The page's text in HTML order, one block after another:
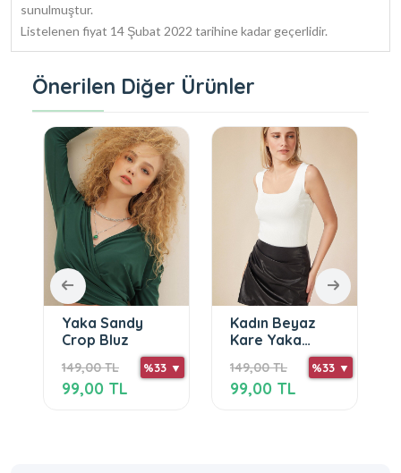
sunulmuştur.
Listelenen fiyat 14 Şubat 2022 tarihine kadar geçerlidir.
Önerilen Diğer Ürünler
Yaka Sandy
Crop Bluz
149,00 TL %33 ▼
99,00 TL
Kadın Beyaz
Kare Yaka
149,00 TL %33 ▼
99,00 TL